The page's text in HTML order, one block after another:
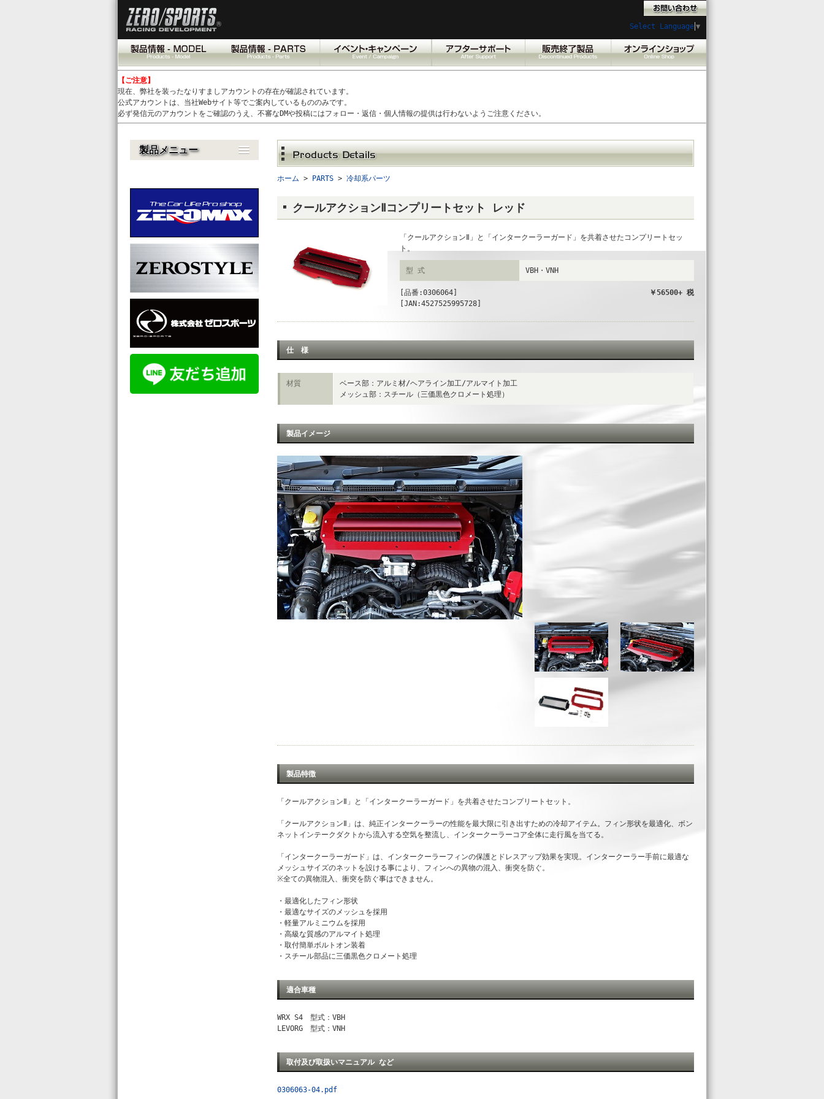
Select Language ▼
【ご注意】
現在、弊社を装ったなりすましアカウントの存在が確認されています。
公式アカウントは、当社Webサイト等でご案内しているもののみです。
必ず発信元のアカウントをご確認のうえ、不審なDMや投稿にはフォロー・返信・個人情報の提供は行わないようご注意ください。
製品メニュー
ホーム > PARTS > 冷却系パーツ
クールアクションⅡコンプリートセット レッド
「クールアクションⅡ」と「インタークーラーガード」を共着させたコンプリートセッ
ト。
型 式 VBH・VNH
[品番:0306064]
￥56500+ 税
[JAN:4527525995728]
仕 様
材質
ベース部：アルミ材/ヘアライン加工/アルマイト加工
メッシュ部：スチール（三価黒色クロメート処理）
製品イメージ
製品特徴
「クールアクションⅡ」と「インタークーラーガード」を共着させたコンプリートセット。
「クールアクションⅡ」は、純正インタークーラーの性能を最大限に引き出すための冷却アイテム。フィン形状を最適化、ボン
ネットインテークダクトから流入する空気を整流し、インタークーラーコア全体に走行風を当てる。
「インタークーラーガード」は、インタークーラーフィンの保護とドレスアップ効果を実現。インタークーラー手前に最適な
メッシュサイズのネットを設ける事により、フィンへの異物の混入、衝突を防ぐ。
※全ての異物混入、衝突を防ぐ事はできません。
・最適化したフィン形状
・最適なサイズのメッシュを採用
・軽量アルミニウムを採用
・高級な質感のアルマイト処理
・取付簡単ボルトオン装着
・スチール部品に三価黒色クロメート処理
適合車種
WRX S4 型式：VBH
LEVORG 型式：VNH
取付及び取扱いマニュアル など
0306063-04.pdf